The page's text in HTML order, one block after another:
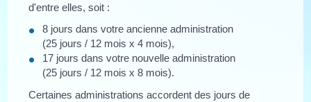
d'entre elles, soit :
8 jours dans votre ancienne administration
(25 jours / 12 mois x 4 mois),
17 jours dans votre nouvelle administration
(25 jours / 12 mois x 8 mois).
Certaines administrations accordent des jours de